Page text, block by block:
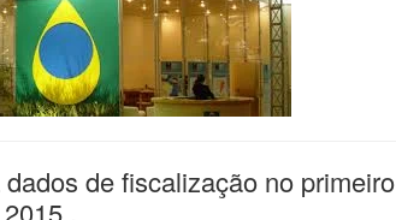
de fiscalização no primeiro
.